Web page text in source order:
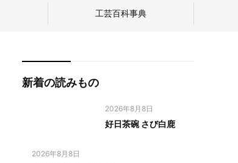
工芸百科事典
新着の読みもの
2026年8月8日
好日茶碗 さび白鹿
2026年8月8日